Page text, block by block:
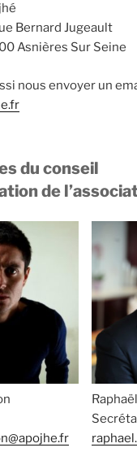
Bernard Jugeault
Asnières Sur Seine
nous envoyer un
du conseil
de